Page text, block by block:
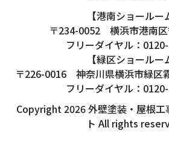
【港南ショールー
〒234-0052 横浜市港南
フリーダイヤル：
【緑区ショールー
〒226-0016 神奈川県横浜市緑区
フリーダイヤル：
Copyright 2026 外壁塗装・屋根工
ト All rights